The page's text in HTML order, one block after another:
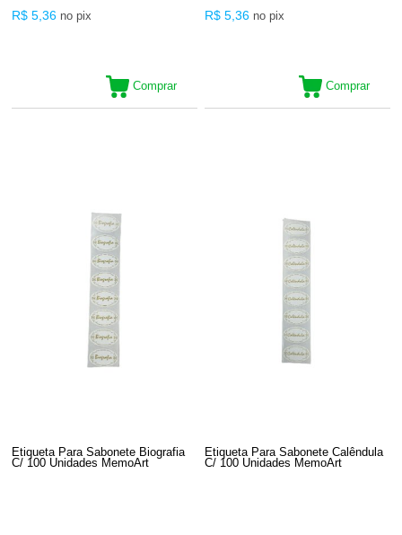
R$ 5,36 no pix
Comprar
R$ 5,36 no pix
Comprar
Etiqueta Para Sabonete Biografia
C/ 100 Unidades MemoArt
Etiqueta Para Sabonete Calêndula
C/ 100 Unidades MemoArt